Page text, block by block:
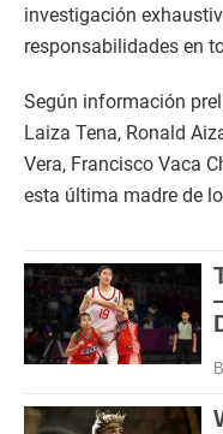
investigación
responsabilidades en
Según información
Laiza Tena, Ronald
Vera, Francisco Vaca
esta última madre de